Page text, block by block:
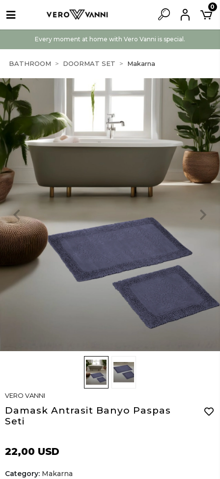
Every moment at home with Vero Vanni is special.
0
BATHROOM DOORMAT SET Makarna
VERO VANNI
Damask Antrasit Banyo Paspas
Seti
22,00 USD
Category: Makarna